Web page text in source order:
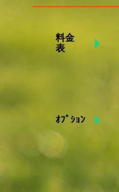
料金
表
ｵﾌﾟｼｮﾝ